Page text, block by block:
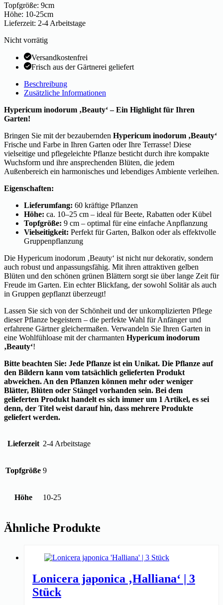
Topfgröße: 9cm
Höhe: 10-25cm
Lieferzeit: 2-4 Arbeitstage
Nicht vorrätig
Versandkostenfrei
Frisch aus der Gärtnerei geliefert
Beschreibung
Zusätzliche Informationen
Hypericum inodorum ‚Beauty‘ – Ein Highlight für Ihren
Garten!
Bringen Sie mit der bezaubernden Hypericum inodorum ‚Beauty‘
Frische und Farbe in Ihren Garten oder Ihre Terrasse! Diese
vielseitige und pflegeleichte Pflanze besticht durch ihre kompakte
Wuchsform und ihre ansprechenden Blüten, die jedem
Außenbereich ein harmonisches und lebendiges Ambiente verleihen.
Eigenschaften:
Lieferumfang: 60 kräftige Pflanzen
Höhe: ca. 10–25 cm – ideal für Beete, Rabatten oder Kübel
Topfgröße: 9 cm – optimal für eine einfache Anpflanzung
Vielseitigkeit: Perfekt für Garten, Balkon oder als effektvolle
Gruppenpflanzung
Die Hypericum inodorum ‚Beauty‘ ist nicht nur dekorativ, sondern
auch robust und anpassungsfähig. Mit ihren attraktiven gelben
Blüten und den schönen grünen Blättern sorgt sie über lange Zeit für
Freude im Garten. Ein echter Blickfang, der sowohl Solitär als auch
in Gruppen gepflanzt überzeugt!
Lassen Sie sich von der Schönheit und der unkomplizierten Pflege
dieser Pflanze begeistern – die perfekte Wahl für Anfänger und
erfahrene Gärtner gleichermaßen. Verwandeln Sie Ihren Garten in
eine Wohlfühloase mit der charmanten Hypericum inodorum
‚Beauty‘!
Bitte beachten Sie: Jede Pflanze ist ein Unikat. Die Pflanze auf
den Bildern kann vom tatsächlich gelieferten Produkt
abweichen. An den Pflanzen können mehr oder weniger
Blätter, Blüten oder Stängel vorhanden sein. Bei dem
gelieferten Produkt handelt es sich immer um 1 Artikel, es sei
denn, der Titel weist darauf hin, dass mehrere Produkte
geliefert werden.
Lieferzeit 2-4 Arbeitstage
Topfgröße 9
Höhe 10-25
Ähnliche Produkte
Lonicera japonica ‚Halliana‘ | 3
Stück